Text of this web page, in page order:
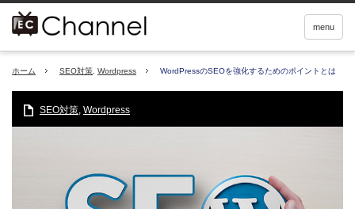
menu
ホーム SEO対策 Wordpress WordPressのSEOを強化するためのポイントとは
SEO対策, Wordpress